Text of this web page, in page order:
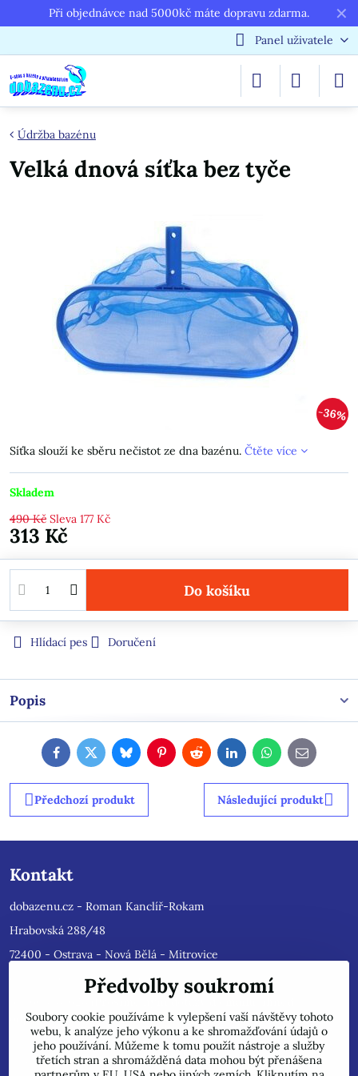
✕
Při objednávce nad 5000kč máte dopravu zdarma.
Panel uživatele
36%
Údržba bazénu
Velká dnová síťka bez tyče
Síťka slouží ke sběru nečistot ze dna bazénu. Čtěte více
Skladem
490 Kč Sleva 177 Kč
313 Kč
Do košíku
Hlídací pes Doručení
Popis
FacebookTwitterBlueskyPinterestRedditLinkedInWhatsApp
E-
mail
Předchozí produkt Následující produkt
Kontakt
dobazenu.cz - Roman Kanclíř-Rokam
Hrabovská 288/48
72400 - Ostrava - Nová Bělá - Mitrovice
rokam@seznam.cz
(Prosíme nyní dotazy do mailu, ihned
odpovíme, jsme přetíženi). Reklamace prosíme pouze do mailu,
přepošleme výrobci s dalším řešením.
Jsme plátci DPH.
Předvolby soukromí
Soubory cookie používáme k vylepšení vaší návštěvy tohoto
webu, k analýze jeho výkonu a ke shromažďování údajů o
jeho používání. Můžeme k tomu použít nástroje a služby
třetích stran a shromážděná data mohou být přenášena